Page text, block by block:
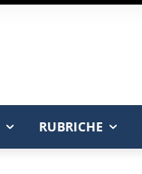
RUBRICHE